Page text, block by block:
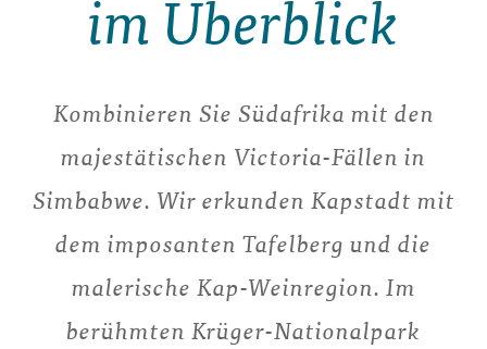
im Überblick
Kombinieren Sie Südafrika mit den
majestätischen Victoria-Fällen in
Simbabwe. Wir erkunden Kapstadt mit
dem imposanten Tafelberg und die
malerische Kap-Weinregion. Im
berühmten Krüger-Nationalpark